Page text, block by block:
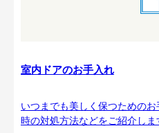
室内ドアのお手入れ
いつまでも美しく保つための
時の対処方法などをご紹介しま